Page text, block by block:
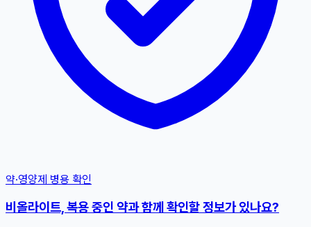
약·영양제 병용 확인
비올라이트, 복용 중인 약과 함께 확인할 정보가 있나요?